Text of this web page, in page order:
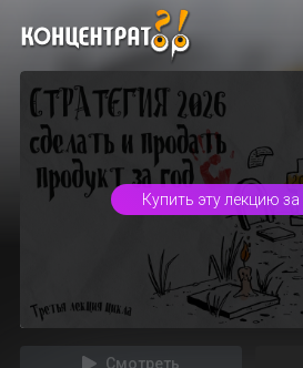
Купить эту лекцию за
Смотреть